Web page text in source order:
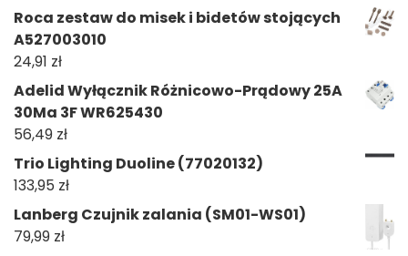
Roca zestaw do misek i bidetów stojących
A527003010
24,91 zł
Adelid Wyłącznik Różnicowo-Prądowy 25A
30Ma 3F WR625430
56,49 zł
Trio Lighting Duoline (77020132)
133,95 zł
Lanberg Czujnik zalania (SM01-WS01)
79,99 zł